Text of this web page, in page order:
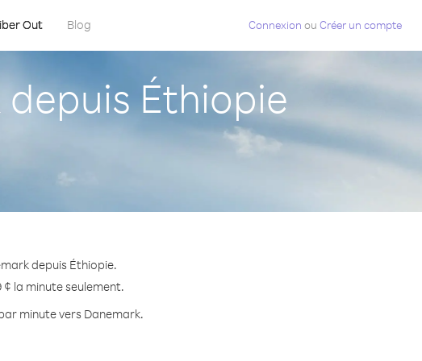
Out Blog Connexion ou Créer un compte
Éthiopie
depuis Éthiopie.
¢ la minute seulement.
minute vers Danemark.